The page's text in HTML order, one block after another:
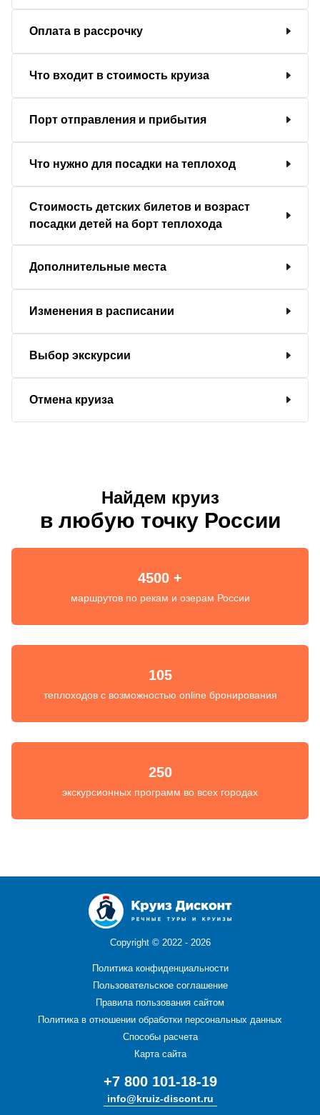
Оплата в рассрочку
Что входит в стоимость круиза
Порт отправления и прибытия
Что нужно для посадки на теплоход
Стоимость детских билетов и возраст
посадки детей на борт теплохода
Дополнительные места
Изменения в расписании
Выбор экскурсии
Отмена круиза
Найдем круиз
в любую точку России
4500 +
маршрутов по рекам и озерам России
105
теплоходов с возможностью online бронирования
250
экскурсионных программ во всех городах
Copyright © 2022 - 2026
Политика конфиденциальности
Пользовательское соглашение
Правила пользования сайтом
Политика в отношении обработки персональных данных
Способы расчета
Карта сайта
+7 800 101-18-19
info@kruiz-discont.ru